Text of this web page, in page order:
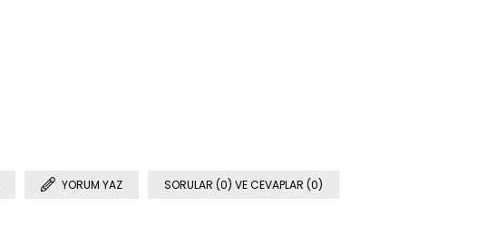
YORUM YAZ SORULAR (0) VE CEVAPLAR (0)